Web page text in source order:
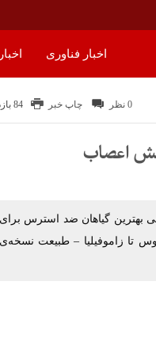
اخبار فناوری
84 بازدید چاپ خبر 0 نظر
اعصاب
بهترین گیاهان ضد استرس برای
تا زاموفیلیا – طبیعت نسخه‌ی